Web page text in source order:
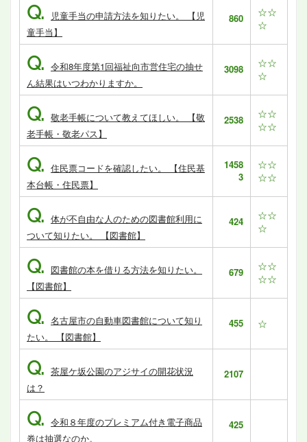
Q.
児童手当の申請方法を知りたい。 【児
童手当】
860
☆☆
☆
Q. 令和8年度第1回福祉向市営住宅の抽せ
ん結果はいつわかりますか。
3098
☆☆
☆
Q. 敬老手帳について教えてほしい。 【敬
老手帳・敬老パス】
2538
☆☆
☆☆
Q. 住民票コードを確認したい。 【住民基
本台帳・住民票】
1458
3
☆☆
☆☆
Q. 体が不自由な人のための図書館利用に
ついて知りたい。 【図書館】
424
☆☆
☆
Q. 図書館の本を借りる方法を知りたい。
【図書館】
679
☆☆
☆☆
Q. 名古屋市の自動車図書館について知り
たい。 【図書館】
455 ☆
Q. 茶屋ケ坂公園のアジサイの開花状況
は？
2107
Q. 令和８年度のプレミアム付き電子商品
券は抽選なのか。
425